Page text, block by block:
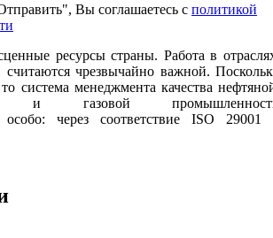
Вы соглашаетесь с политикой
ресурсы страны. Работа в
чрезвычайно важной.
система менеджмента качества
и газовой
особо: через соответствие ISO 29001